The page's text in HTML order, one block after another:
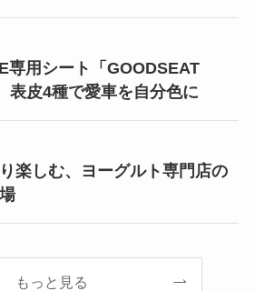
専用シート「GOODSEAT
皮4種で愛車を自分色に
楽しむ、ヨーグルト専門店の
もっと見る